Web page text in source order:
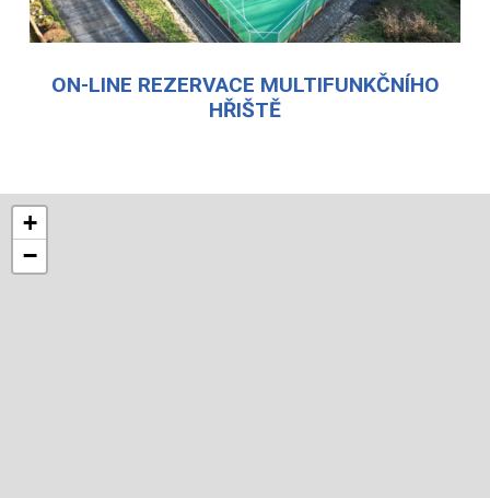
ON-LINE REZERVACE MULTIFUNKČNÍHO
HŘIŠTĚ
+
−